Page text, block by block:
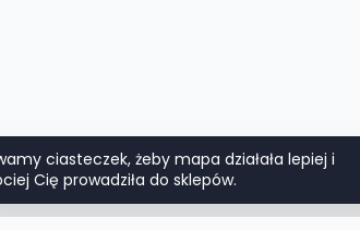
ciasteczek, żeby mapa działała lepiej i
Cię prowadziła do sklepów.